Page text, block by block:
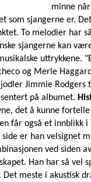
minne
som sjangerne er.
To melodier har
sjangerne kan
uttrykkene.
og Merle
Jimmie Rodgers
på albumet.
det å kunne
får også et innblikk
er han velsignet
ved siden
Han har så vel
meste i akustisk